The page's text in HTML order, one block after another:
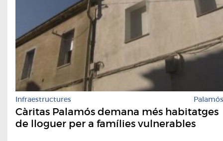
Infraestructures Palamós
Càritas Palamós demana més habitatges
de lloguer per a famílies vulnerables